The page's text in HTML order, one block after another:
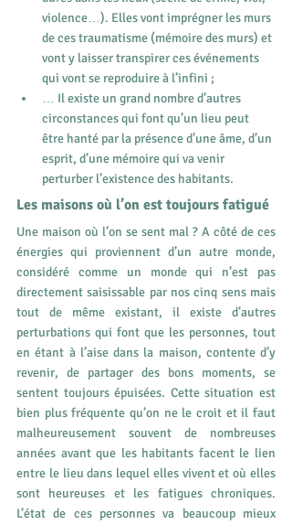
violence…). Elles vont imprégner les murs
de ces traumatisme (mémoire des murs) et
vont y laisser transpirer ces événements
qui vont se reproduire à l’infini ;
… Il existe un grand nombre d’autres
circonstances qui font qu’un lieu peut
être hanté par la présence d’une âme, d’un
esprit, d’une mémoire qui va venir
perturber l’existence des habitants.
Les maisons où l’on est toujours fatigué
Une maison où l’on se sent mal ? A côté de ces
énergies qui proviennent d’un autre monde,
considéré comme un monde qui n’est pas
directement saisissable par nos cinq sens mais
tout de même existant, il existe d’autres
perturbations qui font que les personnes, tout
en étant à l’aise dans la maison, contente d’y
revenir, de partager des bons moments, se
sentent toujours épuisées. Cette situation est
bien plus fréquente qu’on ne le croit et il faut
malheureusement souvent de nombreuses
années avant que les habitants facent le lien
entre le lieu dans lequel elles vivent et où elles
sont heureuses et les fatigues chroniques.
L’état de ces personnes va beaucoup mieux